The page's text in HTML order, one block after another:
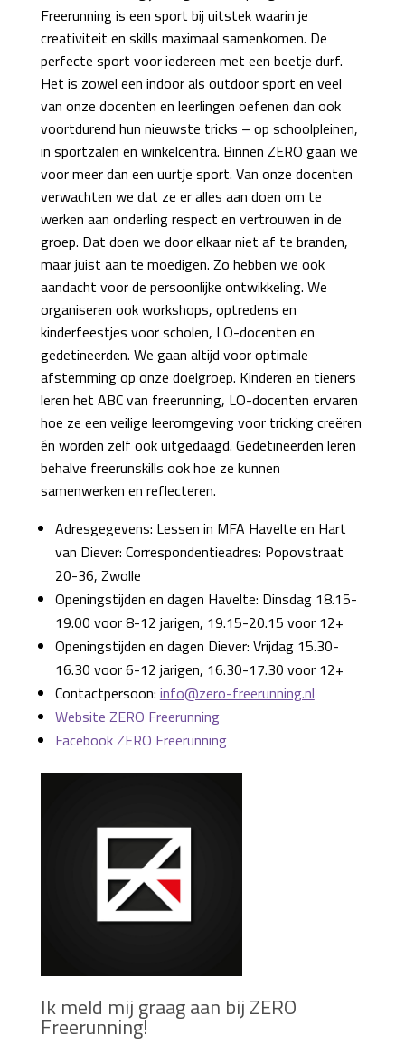
Freerunning is een sport bij uitstek waarin je
creativiteit en skills maximaal samenkomen. De
perfecte sport voor iedereen met een beetje durf.
Het is zowel een indoor als outdoor sport en veel
van onze docenten en leerlingen oefenen dan ook
voortdurend hun nieuwste tricks – op schoolpleinen,
in sportzalen en winkelcentra. Binnen ZERO gaan we
voor meer dan een uurtje sport. Van onze docenten
verwachten we dat ze er alles aan doen om te
werken aan onderling respect en vertrouwen in de
groep. Dat doen we door elkaar niet af te branden,
maar juist aan te moedigen. Zo hebben we ook
aandacht voor de persoonlijke ontwikkeling. We
organiseren ook workshops, optredens en
kinderfeestjes voor scholen, LO-docenten en
gedetineerden. We gaan altijd voor optimale
afstemming op onze doelgroep. Kinderen en tieners
leren het ABC van freerunning, LO-docenten ervaren
hoe ze een veilige leeromgeving voor tricking creëren
én worden zelf ook uitgedaagd. Gedetineerden leren
behalve freerunskills ook hoe ze kunnen
samenwerken en reflecteren.
Adresgegevens: Lessen in MFA Havelte en Hart
van Diever: Correspondentieadres: Popovstraat
20-36, Zwolle
Openingstijden en dagen Havelte: Dinsdag 18.15-
19.00 voor 8-12 jarigen, 19.15-20.15 voor 12+
Openingstijden en dagen Diever: Vrijdag 15.30-
16.30 voor 6-12 jarigen, 16.30-17.30 voor 12+
Contactpersoon: info@zero-freerunning.nl
Website ZERO Freerunning
Facebook ZERO Freerunning
Ik meld mij graag aan bij ZERO
Freerunning!